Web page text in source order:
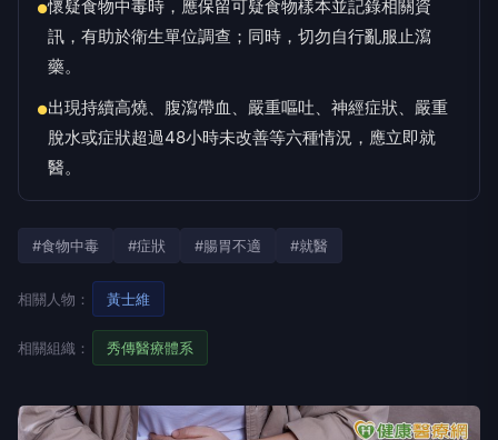
●懷疑食物中毒時，應保留可疑食物樣本並記錄相關資
訊，有助於衛生單位調查；同時，切勿自行亂服止瀉
藥。
●出現持續高燒、腹瀉帶血、嚴重嘔吐、神經症狀、嚴重
脫水或症狀超過48小時未改善等六種情況，應立即就
醫。
#食物中毒 #症狀 #腸胃不適 #就醫
相關人物： 黃士維
相關組織： 秀傳醫療體系